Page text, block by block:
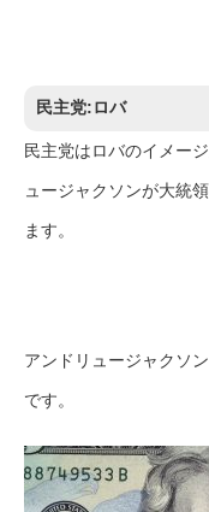
民主党:ロバ
民主党はロバのイメー
ュージャクソンが大統
ます。
アンドリュージャクソ
です。